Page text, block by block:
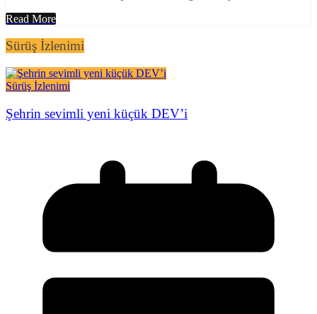
Read More
Sürüş İzlenimi
Sürüş İzlenimi
Şehrin sevimli yeni küçük DEV’i